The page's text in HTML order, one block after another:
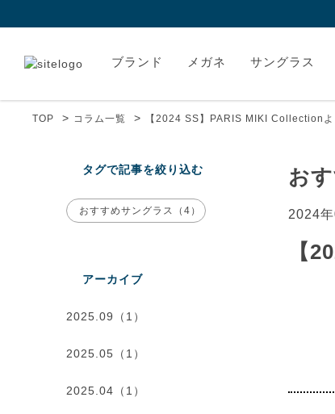
ブランド メガネ サングラス
TOP > コラム一覧 > 【2024 SS】PARIS MIKI Collectionよ
タグで記事を絞り込む
おすすめサングラス（4）
アーカイブ
2025.09（1）
2025.05（1）
2025.04（1）
お
2024
【